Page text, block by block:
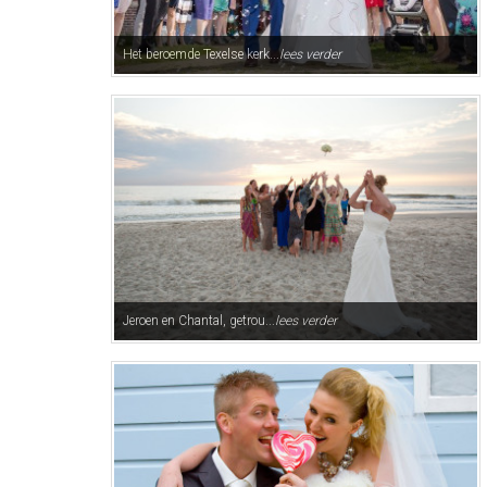
Het beroemde Texelse kerk... lees verder
Jeroen en Chantal, getrou... lees verder